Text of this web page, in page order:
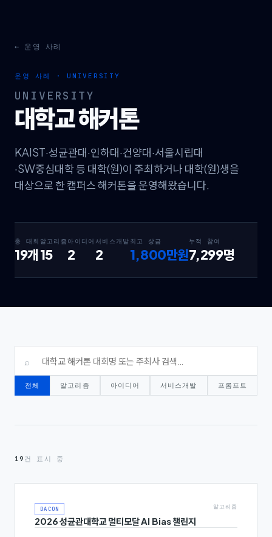
← 운영 사례
운영 사례 ·UNIVERSITY
UNIVERSITY
대학교 해커톤
KAIST·성균관대·인하대·건양대·서울시립대
·SW중심대학 등 대학(원)이 주최하거나 대학(원)생을
대상으로 한 캠퍼스 해커톤을 운영해왔습니다.
총 대회
19개
알고리즘
15
아이디어
2
서비스개발
2
최고 상금
1,800만원
누적 참여
7,299명
⌕
전체 알고리즘 아이디어 서비스개발 프롬프트
19 건 표시 중
DACON 알고리즘
2026 성균관대학교 멀티모달 AI Bias 챌린지